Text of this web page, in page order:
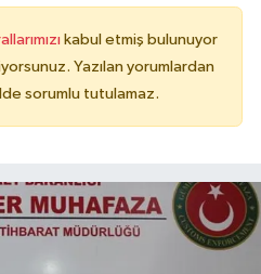
kabul etmiş bulunuyor
Yazılan yorumlardan
sorumlu tutulamaz.